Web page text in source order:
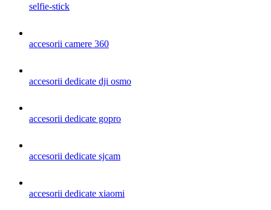
selfie-stick
accesorii camere 360
accesorii dedicate dji osmo
accesorii dedicate gopro
accesorii dedicate sjcam
accesorii dedicate xiaomi